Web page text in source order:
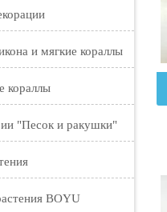
и мягкие кораллы
кораллы
"Песок и ракушки"
BOYU